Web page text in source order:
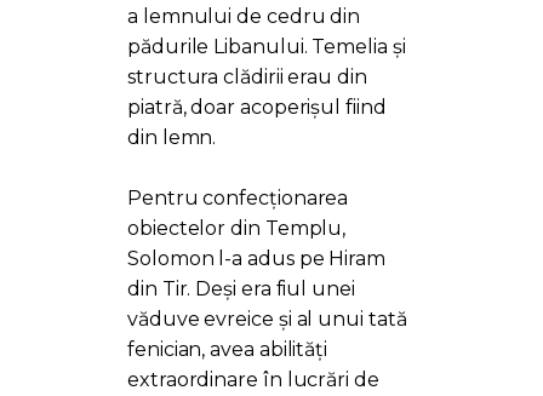
a lemnului de cedru din
pădurile Libanului. Temelia și
structura clădirii erau din
piatră, doar acoperișul fiind
din lemn.
Pentru confecționarea
obiectelor din Templu,
Solomon l-a adus pe Hiram
din Tir. Deși era fiul unei
văduve evreice și al unui tată
fenician, avea abilități
extraordinare în lucrări de